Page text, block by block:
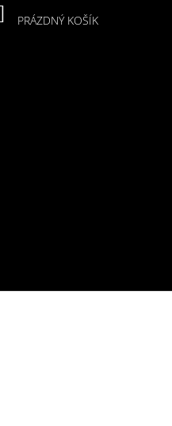
NÁKUPNÍ
KOŠÍK
PRÁZDNÝ KOŠÍK
Následující